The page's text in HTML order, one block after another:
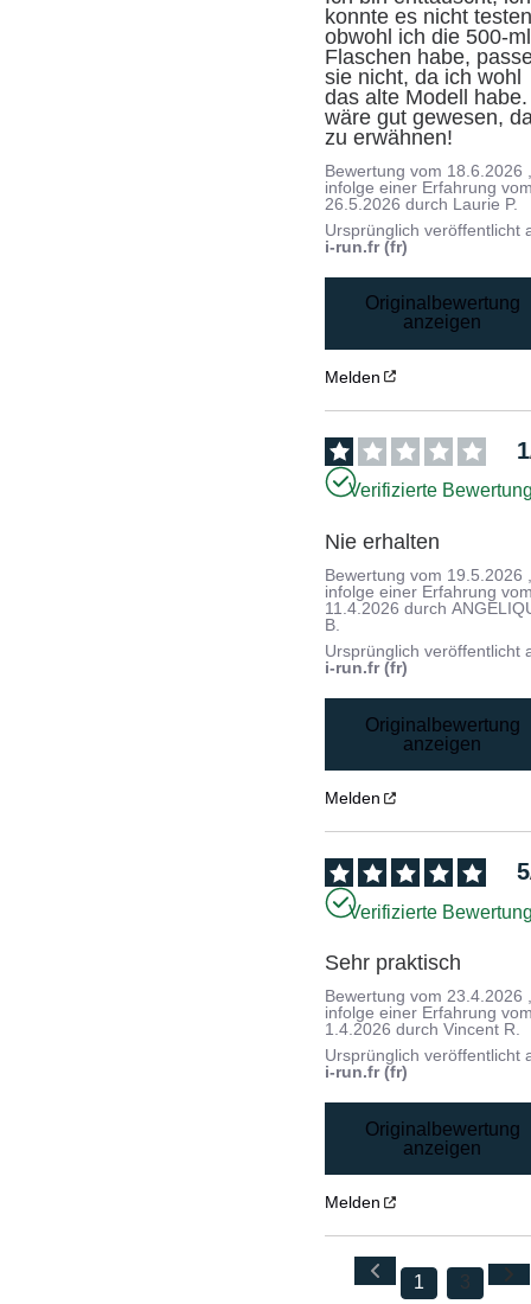
konnte es nicht
obwohl ich die 500-
Flaschen habe,
sie nicht, da ich wohl
das alte Modell
wäre gut gewesen,
zu erwähnen!
Bewertung vom 18.6.2026
infolge einer Erfahrung
26.5.2026 durch Laurie P.
Ursprünglich veröffentlicht
i-run.fr (fr)
Originalbewertung
anzeigen
Melden
1
Verifizierte
Nie erhalten
Bewertung vom 19.5.2026
infolge einer Erfahrung
11.4.2026 durch
B.
Ursprünglich veröffentlicht
i-run.fr (fr)
Originalbewertung
anzeigen
Melden
5
Verifizierte
Sehr praktisch
Bewertung vom23.4.2026
infolge einer Erfahrung
1.4.2026 durchVincent R.
Ursprünglich veröffentlicht
i-run.fr (fr)
Originalbewertung
anzeigen
Melden
1 3